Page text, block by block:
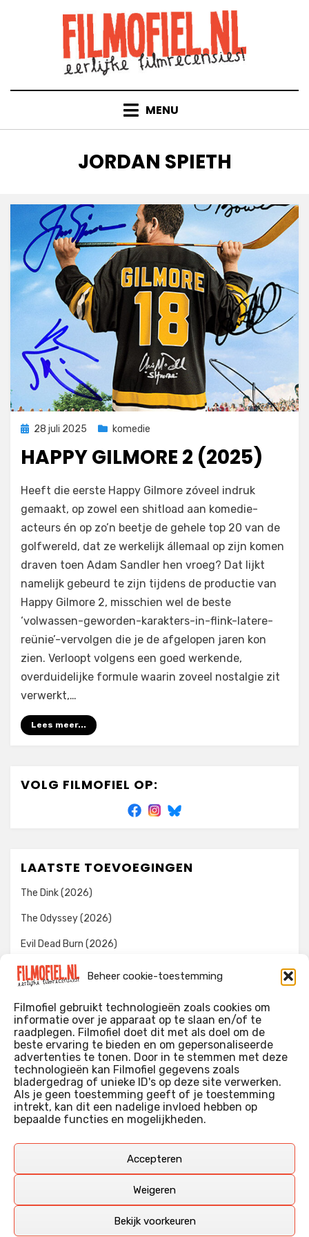
Beheer cookie-toestemming
Filmofiel gebruikt technologieën zoals cookies om
informatie over je apparaat op te slaan en/of te
raadplegen. Filmofiel doet dit met als doel om de
beste ervaring te bieden en om gepersonaliseerde
advertenties te tonen. Door in te stemmen met deze
technologieën kan Filmofiel gegevens zoals
bladergedrag of unieke ID's op deze site verwerken.
Als je geen toestemming geeft of je toestemming
intrekt, kan dit een nadelige invloed hebben op
bepaalde functies en mogelijkheden.
Accepteren
Weigeren
Bekijk voorkeuren
MENU
TAG
:
JORDAN SPIETH
Geplaatst
28 juli 2025 komedie
HAPPY GILMORE 2 (2025)
door Filmofiel.nl
Heeft die eerste Happy Gilmore zóveel indruk
gemaakt, op zowel een shitload aan komedie-
acteurs én op zo’n beetje de gehele top 20 van de
golfwereld, dat ze werkelijk állemaal op zijn komen
draven toen Adam Sandler hen vroeg? Dat lijkt
namelijk gebeurd te zijn tijdens de productie van
Happy Gilmore 2, misschien wel de beste
‘volwassen-geworden-karakters-in-flink-latere-
reünie’-vervolgen die je de afgelopen jaren kon
zien. Verloopt volgens een goed werkende,
overduidelijke formule waarin zoveel nostalgie zit
verwerkt,…
Lees meer...
VOLG FILMOFIEL OP:
LAATSTE TOEVOEGINGEN
The Dink (2026)
The Odyssey (2026)
Evil Dead Burn (2026)
The Invite (2026)
WIE IK BEN…?
Ik ben ooit begonnen met m’n recensies omdat ik zoveel
films keek dat ik af en toe niet meer wist welke ik nu wel of
niet gezien had. Ik ben een filmliefhebber, heb als hobby nog
erg lang in een videotheek gewerkt, en heb als coproducent
Deze recensies zijn dan ook vooral vrij pretentieloze
aangevuld met een groeiende kennis over de kunde én de
kunst van het maken van film.